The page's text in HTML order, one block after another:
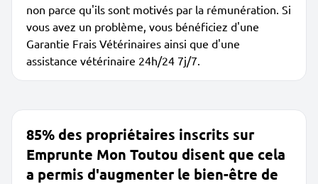
non parce qu'ils sont motivés par la rémunération. Si
vous avez un problème, vous bénéficiez d'une
Garantie Frais Vétérinaires ainsi que d'une
assistance vétérinaire 24h/24 7j/7.
85% des propriétaires inscrits sur
Emprunte Mon Toutou disent que cela
a permis d'augmenter le bien-être de